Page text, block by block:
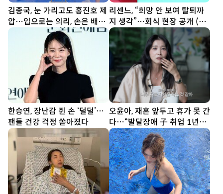
김종국, 눈 가리고도 홍진호 제
압…입으로는 의리, 손은 배신
(런닝맨)
리센느, “희망 안 보여 탈퇴까
지 생각”…회식 현장 공개 (전
참시)
한승연, 장난감 쥔 손 ‘덜덜’…
팬들 건강 걱정 쏟아졌다
오윤아, 재혼 앞두고 휴가 못 간
다…“발달장애 子 취업 1년
차” [SD톡톡]